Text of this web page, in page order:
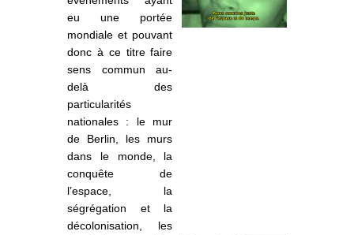
eu une portée
mondiale et pouvant
donc à ce titre faire
sens commun au-
delà des
particularités
nationales : le mur
de Berlin, les murs
dans le monde, la
conquête de
l’espace, la
ségrégation et la
décolonisation, les